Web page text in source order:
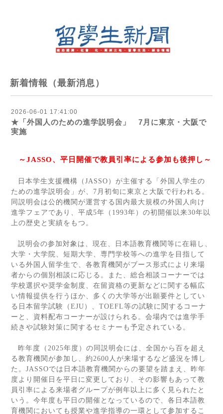
新着情報（最新消息）
2026-06-01 17:41:00
★「外国人のための進学説明会」 7月に東京・大阪で
実施
～JASSO、平日開催で教員引率による参加も後押し～
日本学生支援機構（ JASSO ）が主催する「外国人学生の
ための進学説明会」が、 7 月初旬に東京と大阪で行われる。
同説明会は公的機関が運営する国内最大規模の外国人向け
進学フェアであり、平成5年（ 1993年）の初開催以来30年以
上の歴史と実績をもつ。
説明会の参加対象は、現在、日本語教育機関等に在籍し、
大学・大学院、短期大学、専門学校等への進学を目指して
いる外国人留学生で、各教育機関がブース形式により来場
者からの個別相談に応じる。また、総合相談コーナーでは
学校選択や奨学金制度、在留資格の更新などに関する幅広
い情報提供を行うほか、多くの大学等が出願要件としてい
る日本留学試験（ EJU ）、 TOEFL等の試験に関するコーナ
ーと、資料配布コーナーが設けられる。会場内では進学手
続きや試験対策に関するセミナーも予定されている。
昨年度（ 2025年度）の同説明会には、全国から百を超え
る教育機関が参加し、約2600 人が来場するなど盛況を博し
た。 JASSOでは日本語教育機関からの要望を踏まえ、昨年
度より開催日を平日に変更しており、その影響もあって教
員引率による来場者グループが例年以上に多く見られたと
いう。今年度も平日の開催となっているので、各日本語教
育機関においても授業や進学指導の一環として参加するこ